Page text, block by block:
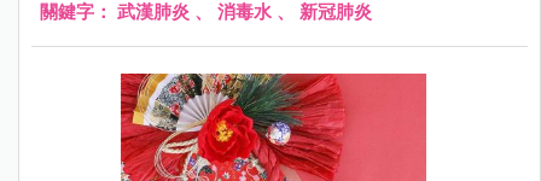
關鍵字： 武漢肺炎 、 消毒水 、 新冠肺炎